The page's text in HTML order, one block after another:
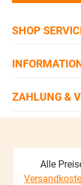
SHOP
ZAHLUNG &
Alle